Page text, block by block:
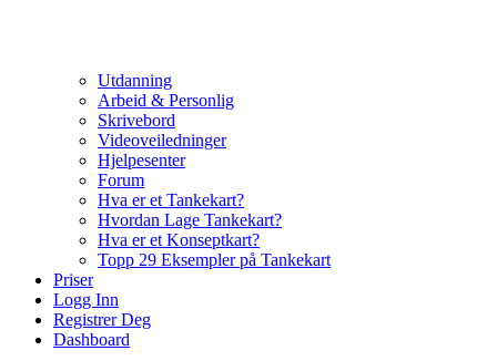
Utdanning
Arbeid & Personlig
Skrivebord
Videoveiledninger
Hjelpesenter
Forum
Hva er et Tankekart?
Hvordan Lage Tankekart?
Hva er et Konseptkart?
Topp 29 Eksempler på Tankekart
Priser
Logg Inn
Registrer Deg
Dashboard